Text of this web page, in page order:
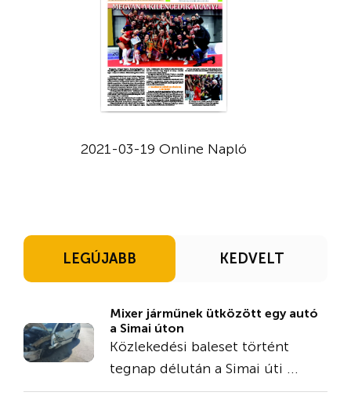
2021-03-19 Online Napló
LEGÚJABB KEDVELT
Mixer járműnek ütközött egy autó
a Simai úton
Közlekedési baleset történt
tegnap délután a Simai úti ...